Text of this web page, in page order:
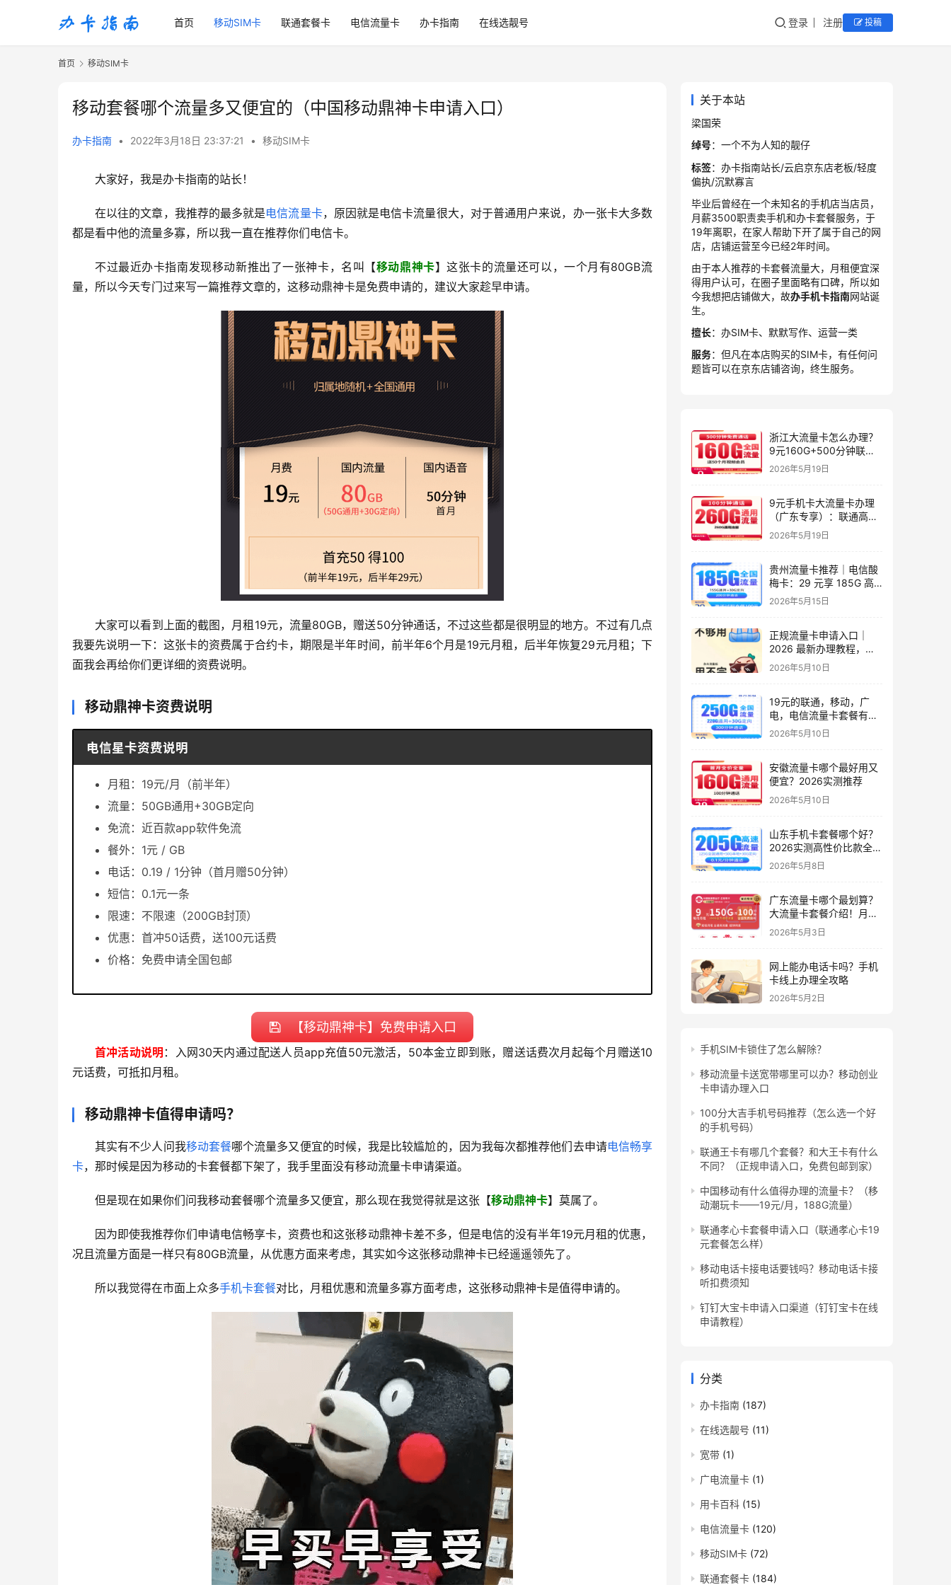
首页 移动SIM卡 联通套餐卡 电信流量卡 办卡指南 在线选靓号 登录 注册 投稿
首页 移动SIM卡
移动套餐哪个流量多又便宜的（中国移动鼎神卡申请入口）
办卡指南 • 2022年3月18日 23:37:21 • 移动SIM卡
大家好，我是办卡指南的站长！
在以往的文章，我推荐的最多就是电信流量卡，原因就是电信卡流量很大，对于普通用户来说，办一张卡大多数
都是看中他的流量多寡，所以我一直在推荐你们电信卡。
不过最近办卡指南发现移动新推出了一张神卡，名叫【移动鼎神卡】这张卡的流量还可以，一个月有80GB流
量，所以今天专门过来写一篇推荐文章的，这移动鼎神卡是免费申请的，建议大家趁早申请。
大家可以看到上面的截图，月租19元，流量80GB，赠送50分钟通话，不过这些都是很明显的地方。不过有几点
我要先说明一下：这张卡的资费属于合约卡，期限是半年时间，前半年6个月是19元月租，后半年恢复29元月租；下
面我会再给你们更详细的资费说明。
移动鼎神卡资费说明
电信星卡资费说明
月租：19元/月（前半年）
流量：50GB通用+30GB定向
免流：近百款app软件免流
餐外：1元 / GB
电话：0.19 / 1分钟（首月赠50分钟）
短信：0.1元一条
限速：不限速（200GB封顶）
优惠：首冲50话费，送100元话费
价格：免费申请全国包邮
【移动鼎神卡】免费申请入口
首冲活动说明 ：入网30天内通过配送人员app充值50元激活，50本金立即到账，赠送话费次月起每个月赠送10
元话费，可抵扣月租。
移动鼎神卡值得申请吗？
其实有不少人问我移动套餐哪个流量多又便宜的时候，我是比较尴尬的，因为我每次都推荐他们去申请电信畅享
卡，那时候是因为移动的卡套餐都下架了，我手里面没有移动流量卡申请渠道。
但是现在如果你们问我移动套餐哪个流量多又便宜，那么现在我觉得就是这张【移动鼎神卡】莫属了。
因为即使我推荐你们申请电信畅享卡，资费也和这张移动鼎神卡差不多，但是电信的没有半年19元月租的优惠，
况且流量方面是一样只有80GB流量，从优惠方面来考虑，其实如今这张移动鼎神卡已经遥遥领先了。
所以我觉得在市面上众多手机卡套餐对比，月租优惠和流量多寡方面考虑，这张移动鼎神卡是值得申请的。
关于本站
梁国荣
绰号：一个不为人知的靓仔
标签：办卡指南站长/云启京东店老板/轻度
偏执/沉默寡言
毕业后曾经在一个未知名的手机店当店员，
月薪3500职责卖手机和办卡套餐服务，于
19年离职，在家人帮助下开了属于自己的网
店，店铺运营至今已经2年时间。
由于本人推荐的卡套餐流量大，月租便宜深
得用户认可，在圈子里面略有口碑，所以如
今我想把店铺做大，故办手机卡指南网站诞
生。
擅长：办SIM卡、默默写作、运营一类
服务：但凡在本店购买的SIM卡，有任何问
题皆可以在京东店铺咨询，终生服务。
浙江大流量卡怎么办理？
9元160G+500分钟联通
星屿卡
2026年5月19日
9元手机卡大流量卡办理
（广东专享）：联通高性
价比套餐实测指南
2026年5月19日
贵州流量卡推荐｜电信酸
梅卡：29 元享 185G 高
速流量 + 200 分钟，长期
2026年5月15日
正规流量卡申请入口｜
2026 最新办理教程，小
白零踩坑，附避坑技巧
2026年5月10日
19元的联通，移动，广
电，电信流量卡套餐有几
种？实测6款高性价比套
2026年5月10日
安徽流量卡哪个最好用又
便宜？2026实测推荐
2026年5月10日
山东手机卡套餐哪个好？
2026实测高性价比款全解
析（只发山东）
2026年5月8日
广东流量卡哪个最划算？
大流量卡套餐介绍！月租
9元起，150G起全国通用
2026年5月3日
网上能办电话卡吗？手机
卡线上办理全攻略
2026年5月2日
手机SIM卡锁住了怎么解除？
移动流量卡送宽带哪里可以办？移动创业
卡申请办理入口
100分大吉手机号码推荐（怎么选一个好
的手机号码）
联通王卡有哪几个套餐？和大王卡有什么
不同？（正规申请入口，免费包邮到家）
中国移动有什么值得办理的流量卡？（移
动潮玩卡——19元/月，188G流量）
联通孝心卡套餐申请入口（联通孝心卡19
元套餐怎么样）
移动电话卡接电话要钱吗？移动电话卡接
听扣费须知
钉钉大宝卡申请入口渠道（钉钉宝卡在线
申请教程）
分类
办卡指南 (187)
在线选靓号 (11)
宽带 (1)
广电流量卡 (1)
用卡百科 (15)
电信流量卡 (120)
移动SIM卡 (72)
联通套餐卡 (184)